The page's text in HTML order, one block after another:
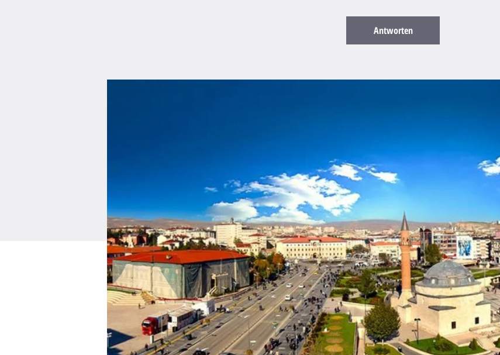
Antworten